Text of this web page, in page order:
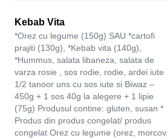
Kebab Vita
*Orez cu legume (150g) SAU *cartofi
prajiti (130g), *Kebab vita (140g),
*Hummus, salata libaneza, salata de
varza rosie , sos rodie, rodie, ardei iute ,
1/2 tanoor uns cu sos iute si Biwaz –
450g + 1 sos 40g la alegere + 1 lipie
(75g) Produsul contine: gluten, susan *
Produs din produs congelat/ produs
congelat Orez cu legume (orez, morcov,